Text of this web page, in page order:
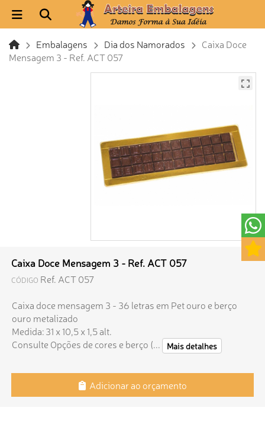
Embalagens Dia dos Namorados
Caixa Doce
Mensagem 3 - Ref. ACT 057
Caixa Doce Mensagem 3 - Ref. ACT 057
CÓDIGO Ref. ACT 057
Caixa doce mensagem 3 - 36 letras em Pet ouro e berço
ouro metalizado
Medida: 31 x 10,5 x 1,5 alt.
Consulte Opções de cores e berço (...
Mais detalhes
Adicionar ao orçamento